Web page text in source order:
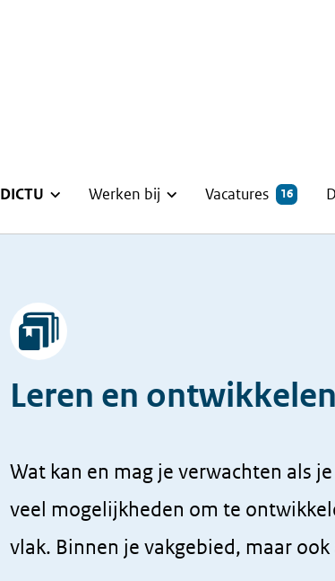
DICTU Werken bij Vacatures 16
Afbeelding
Leren en
Wat kan en mag je verwachten als
veel mogelijkheden om te
vlak. Binnen je vakgebied, maar